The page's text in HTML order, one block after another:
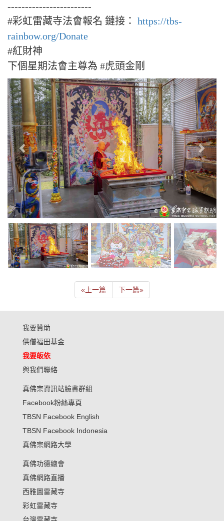
------------------------
#彩虹雷藏寺法會報名 鏈接： https://tbs-
rainbow.org/Donate
#紅財神
下個星期法會主尊為 #虎頭金剛
« 上一篇 下一篇»
我要贊助
供僧福田基金
我要皈依
與我們聯絡
真佛宗資訊站臉書群組
Facebook粉絲專頁
TBSN Facebook English
TBSN Facebook Indonesia
真佛宗網路大學
真佛功德總會
真佛網路直播
西雅圖雷藏寺
彩虹雷藏寺
台灣雷藏寺